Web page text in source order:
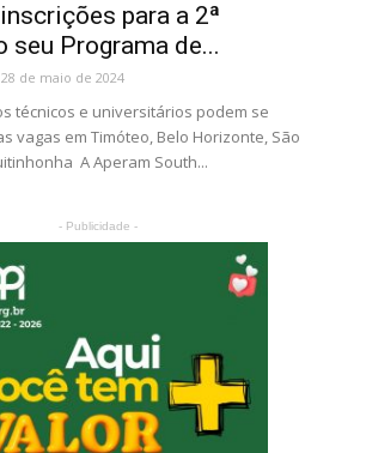
para a 2ª
seu Programa de...
28 de maio de 2024
técnicos e universitários podem se
vagas em Timóteo, Belo Horizonte, São
A Aperam South...
- Publicidade -